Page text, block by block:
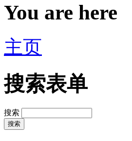
You are here
主页
搜索表单
搜索